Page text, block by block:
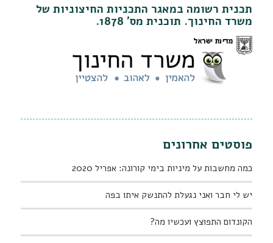
תכנית רשומה במאגר התכניות החיצוניות של
משרד החינוך. תוכנית מס' 1878.
פוסטים אחרונים
כמה מחשבות על מיניות בימי קורונה: אפריל 2020
יש לי חבר ואני נגעלת להתנשק איתו בפה
הקונדום התפוצץ ועכשיו מה?